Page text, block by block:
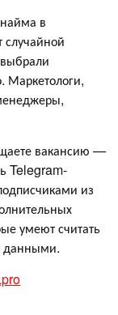
в
случайной
Маркетологи,
вакансию —
Telegram-
из
умеют считать
данными.